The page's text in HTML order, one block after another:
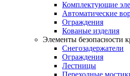
Комплектующие
Автоматические
Ограждения
Кованые изделия
Элементы безопасности
Снегозадержатели
Ограждения
Лестницы
Переходные